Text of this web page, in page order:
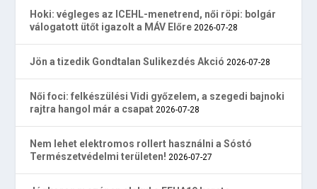
Hoki: végleges az ICEHL-menetrend, női röpi: bolgár
válogatott ütőt igazolt a MÁV Előre 2026-07-28
Jön a tizedik Gondtalan Sulikezdés Akció 2026-07-28
Női foci: felkészülési Vidi győzelem, a szegedi bajnoki
rajtra hangol már a csapat 2026-07-28
Nem lehet elektromos rollert használni a Sóstó
Természetvédelmi területen! 2026-07-27